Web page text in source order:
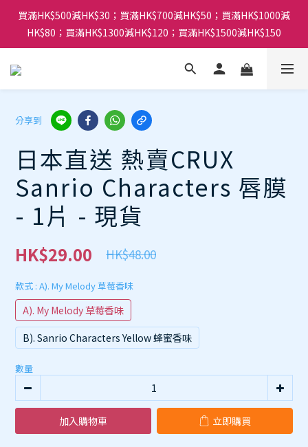
買滿HK$500減HK$30；買滿HK$700減HK$50；買滿HK$1000減
HK$80；買滿HK$1300減HK$120；買滿HK$1500減HK$150
分享到
日本直送 熱賣CRUX
Sanrio Characters 唇膜
- 1片 - 現貨
HK$29.00 HK$48.00
款式 : A). My Melody 草莓香味
A). My Melody 草莓香味
B). Sanrio Characters Yellow 蜂蜜香味
數量
加入購物車 立即購買